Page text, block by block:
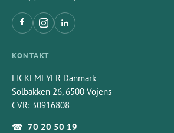
KONTAKT
EICKEMEYER Danmark
Solbakken 26, 6500 Vojens
CVR: 30916808
☎ 70 20 50 19